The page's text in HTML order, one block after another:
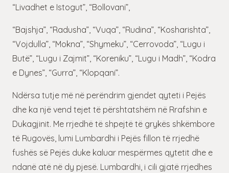
“Livadhet e Istogut”, “Bollovani”,
“Bajshja”, “Radusha”, “Vuqa”, “Rudina”, “Kosharishta”,
“Vojdulla”, “Mokna”, “Shymeku”, “Cerrovoda”, “Lugu i
Butë”, “Lugu i Zajmit”, “Koreniku”, “Lugu i Madh”, “Kodra
e Dynes”, “Gurra”, “Klopqani”.
Ndërsa tutje më në perëndrim gjendet qyteti i Pejës
dhe ka një vend tejet të përshtatshëm në Rrafshin e
Dukagjinit. Me rrjedhë të shpejtë të grykës shkëmbore
të Rugovës, lumi Lumbardhi i Pejës fillon të rrjedhë
fushës së Pejës duke kaluar mespërmes qytetit dhe e
ndanë atë në dy pjesë. Lumbardhi, i cili gjatë rrjedhes